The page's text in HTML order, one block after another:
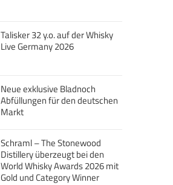
Talisker 32 y.o. auf der Whisky
Live Germany 2026
Neue exklusive Bladnoch
Abfüllungen für den deutschen
Markt
Schraml – The Stonewood
Distillery überzeugt bei den
World Whisky Awards 2026 mit
Gold und Category Winner